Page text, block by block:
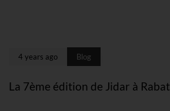
4 years ago Blog
La 7ème édition de Jidar à Rabat